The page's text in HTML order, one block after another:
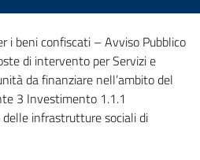
i beni confiscati – Avviso Pubblico
di intervento per Servizi e
da finanziare nell’ambito del
3 Investimento 1.1.1
infrastrutture sociali di